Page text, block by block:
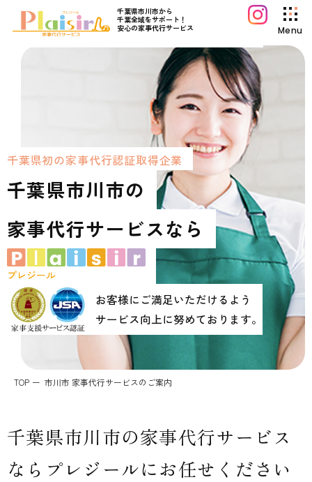
千葉県市川市から
千葉全域をサポート！
安心の家事代行サービス
Menu
初めてご利用の方へ
プレジールコラム
お知らせ
運営会社情報
採用情報
お問い合わせ
個人情報保護方針
千葉県初の家事代行認証取得企業
千葉県市川市の
家事代行サー ビスな ら
プレジール
お客様にご満足いただけるよう
サービス向上に努めております。
TOP 市川市 家事代行サービスのご案内
千葉県市川市の家事代行サービス
なら プレジールにお任せください